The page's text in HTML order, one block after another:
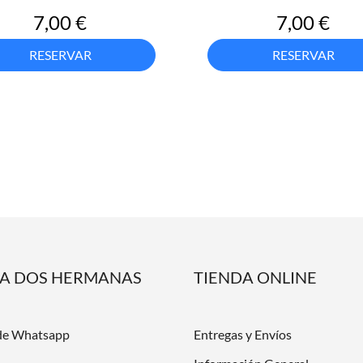
Precio
7,00 €
RESERVAR
Precio
7,00 €
RESERVAR
DOS HERMANAS
Whatsapp
TIENDA ONLINE
Entregas y Envíos